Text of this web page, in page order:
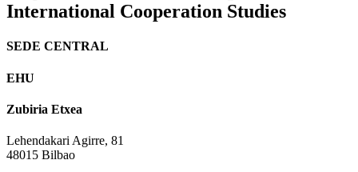
International Cooperation Studies
SEDE CENTRAL
EHU
Zubiria Etxea
Lehendakari Agirre, 81
48015 Bilbao